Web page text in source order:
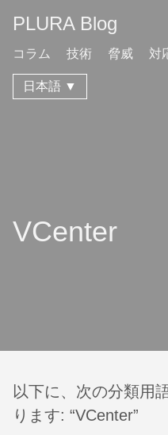
PLURA Blog
コラム 技術 脅威 対
日本語 ▼
VCenter
以下に、次の分類用
ります: “VCenter”